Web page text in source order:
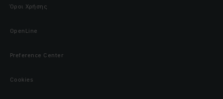
Όροι Χρήσης
OpenLine
Preference Center
Cookies